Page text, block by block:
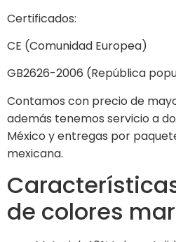
Certificados:
CE (Comunidad Europea)
GB2626-2006 (República
Contamos con precio de
además tenemos servicio a
México y entregas por
mexicana.
de colores